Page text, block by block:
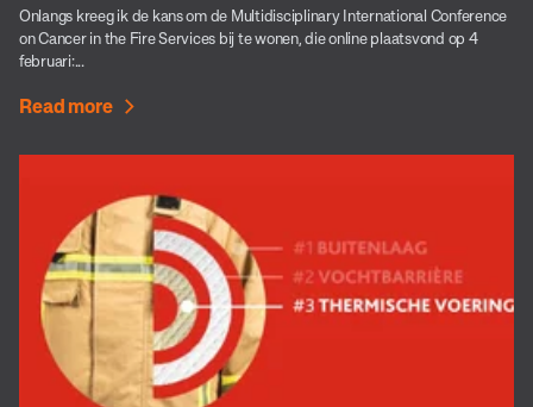
Onlangs kreeg ik de kans om de Multidisciplinary International Conference
on Cancer in the Fire Services bij te wonen, die online plaatsvond op 4
februari:...
Read more